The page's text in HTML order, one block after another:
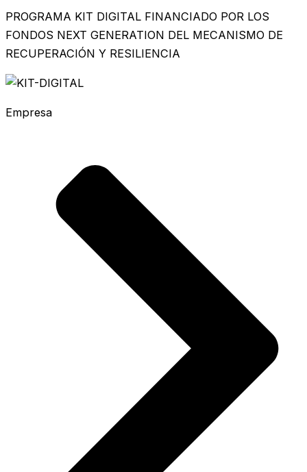
PROGRAMA KIT DIGITAL FINANCIADO POR LOS
FONDOS NEXT GENERATION DEL MECANISMO DE
RECUPERACIÓN Y RESILIENCIA
Empresa